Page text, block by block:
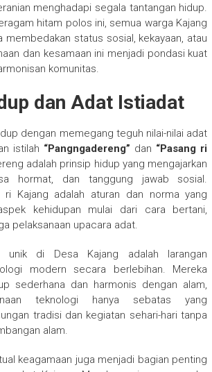
menghadapi segala tantangan hidup.
hitam polos ini, semua warga Kajang
membedakan status sosial, kekayaan, atau
dan kesamaan ini menjadi pondasi kuat
komunitas.
dan Adat Istiadat
dengan memegang teguh nilai-nilai adat
istilah “Pangngadereng” dan “Pasang ri
adalah prinsip hidup yang mengajarkan
hormat, dan tanggung jawab sosial.
ri Kajang adalah aturan dan norma yang
kehidupan mulai dari cara bertani,
pelaksanaan upacara adat.
unik di Desa Kajang adalah larangan
modern secara berlebihan. Mereka
sederhana dan harmonis dengan alam,
teknologi hanya sebatas yang
tradisi dan kegiatan sehari-hari tanpa
alam.
keagamaan juga menjadi bagian penting